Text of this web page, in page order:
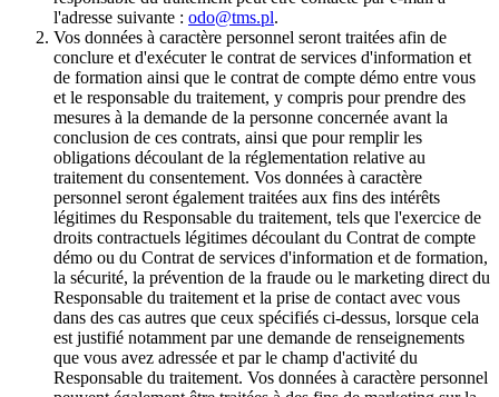
l'adresse suivante : odo@tms.pl.
Vos données à caractère personnel seront traitées afin de
conclure et d'exécuter le contrat de services d'information et
de formation ainsi que le contrat de compte démo entre vous
et le responsable du traitement, y compris pour prendre des
mesures à la demande de la personne concernée avant la
conclusion de ces contrats, ainsi que pour remplir les
obligations découlant de la réglementation relative au
traitement du consentement. Vos données à caractère
personnel seront également traitées aux fins des intérêts
légitimes du Responsable du traitement, tels que l'exercice de
droits contractuels légitimes découlant du Contrat de compte
démo ou du Contrat de services d'information et de formation,
la sécurité, la prévention de la fraude ou le marketing direct du
Responsable du traitement et la prise de contact avec vous
dans des cas autres que ceux spécifiés ci-dessus, lorsque cela
est justifié notamment par une demande de renseignements
que vous avez adressée et par le champ d'activité du
Responsable du traitement. Vos données à caractère personnel